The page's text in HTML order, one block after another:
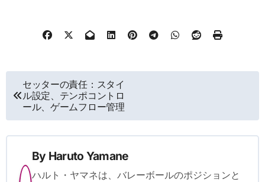
Post
navigation
セッターの責任：スタイ
ル設定、テンポコントロ
ール、ゲームフロー管理
By Haruto Yamane
ハルト・ヤマネは、バレーボールのポジションと